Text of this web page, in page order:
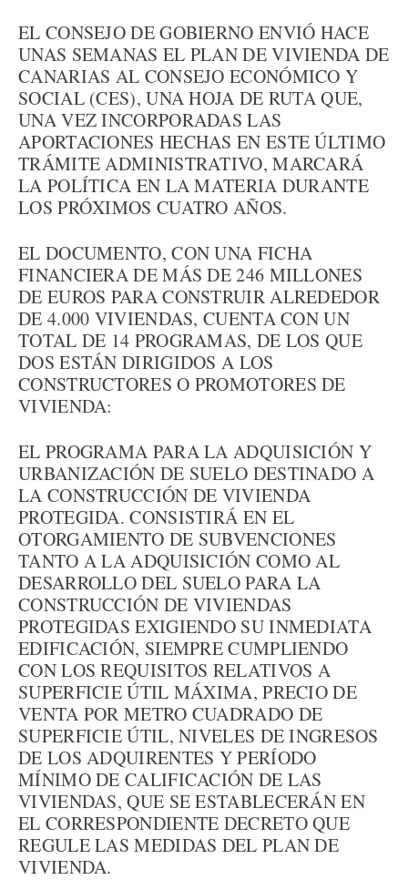
EL CONSEJO DE GOBIERNO ENVIÓ HACE
UNAS SEMANAS EL PLAN DE VIVIENDA DE
CANARIAS AL CONSEJO ECONÓMICO Y
SOCIAL (CES), UNA HOJA DE RUTA QUE,
UNA VEZ INCORPORADAS LAS
APORTACIONES HECHAS EN ESTE ÚLTIMO
TRÁMITE ADMINISTRATIVO, MARCARÁ
LA POLÍTICA EN LA MATERIA DURANTE
LOS PRÓXIMOS CUATRO AÑOS.
EL DOCUMENTO, CON UNA FICHA
FINANCIERA DE MÁS DE 246 MILLONES
DE EUROS PARA CONSTRUIR ALREDEDOR
DE 4.000 VIVIENDAS, CUENTA CON UN
TOTAL DE 14 PROGRAMAS, DE LOS QUE
DOS ESTÁN DIRIGIDOS A LOS
CONSTRUCTORES O PROMOTORES DE
VIVIENDA:
EL PROGRAMA PARA LA ADQUISICIÓN Y
URBANIZACIÓN DE SUELO DESTINADO A
LA CONSTRUCCIÓN DE VIVIENDA
PROTEGIDA. CONSISTIRÁ EN EL
OTORGAMIENTO DE SUBVENCIONES
TANTO A LA ADQUISICIÓN COMO AL
DESARROLLO DEL SUELO PARA LA
CONSTRUCCIÓN DE VIVIENDAS
PROTEGIDAS EXIGIENDO SU INMEDIATA
EDIFICACIÓN, SIEMPRE CUMPLIENDO
CON LOS REQUISITOS RELATIVOS A
SUPERFICIE ÚTIL MÁXIMA, PRECIO DE
VENTA POR METRO CUADRADO DE
SUPERFICIE ÚTIL, NIVELES DE INGRESOS
DE LOS ADQUIRENTES Y PERÍODO
MÍNIMO DE CALIFICACIÓN DE LAS
VIVIENDAS, QUE SE ESTABLECERÁN EN
EL CORRESPONDIENTE DECRETO QUE
REGULE LAS MEDIDAS DEL PLAN DE
VIVIENDA.